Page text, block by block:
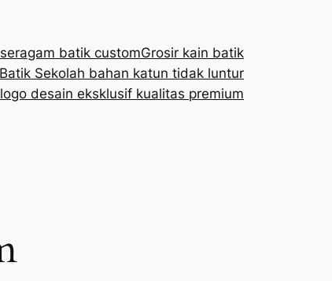
batik customGrosir kain batik
Sekolah bahan katun tidak luntur
desain eksklusif kualitas premium